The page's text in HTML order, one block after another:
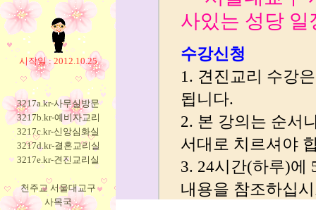
시작일 : 2012.10.25
3217a.kr-사무실방문
3217b.kr-예비자교리
3217c.kr-신앙심화실
3217d.kr-결혼교리실
3217e.kr-견진교리실
천주교 서울대교구
사목국